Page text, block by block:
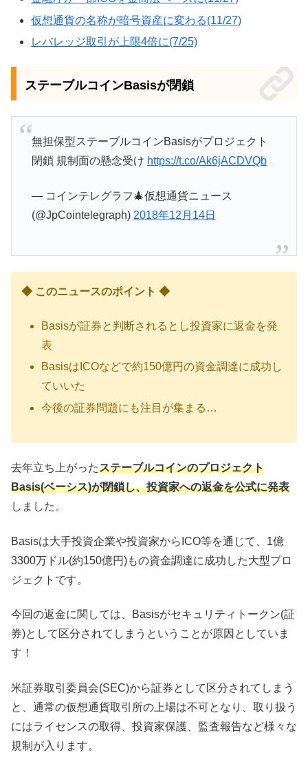
仮想通貨の名称が暗号資産に変わる(11/27)
レバレッジ取引が上限4倍に(7/25)
ステーブルコインBasisが閉鎖
無担保型ステーブルコインBasisがプロジェクト
閉鎖 規制面の懸念受け https://t.co/Ak6jACDVQb
— コインテレグラフ🎄仮想通貨ニュース
(@JpCointelegraph) 2018年12月14日
◆ このニュースのポイント ◆
Basisが証券と判断されるとし投資家に返金を発
表
BasisはICOなどで約150億円の資金調達に成功し
ていいた
今後の証券問題にも注目が集まる…
去年立ち上がったステーブルコインのプロジェクト
Basis(ベーシス)が閉鎖し、投資家への返金を公式に発表
しました。
Basisは大手投資企業や投資家からICO等を通じて、1億
3300万ドル(約150億円)もの資金調達に成功した大型プロ
ジェクトです。
今回の返金に関しては、Basisがセキュリティトークン(証
券)として区分されてしまうということが原因としていま
す！
米証券取引委員会(SEC)から証券として区分されてしまう
と、通常の仮想通貨取引所の上場は不可となり、取り扱う
にはライセンスの取得、投資家保護、監査報告など様々な
規制が入ります。